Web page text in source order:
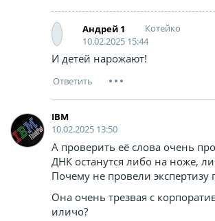
Андрей 1
Котейко
10.02.2025 15:44
И детей нарожают!
IBM
10.02.2025 13:50
А проверить её слова очень
ДНК останутся либо на ноже,
Почему не провели экспертизу
Она очень трезвая с
иличо?